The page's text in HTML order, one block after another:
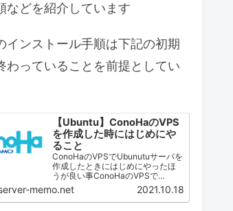
などを紹介しています
インストール手順は下記の初期
わっていることを前提としてい
【Ubuntu】ConoHaのVPS
を作成した時にはじめにや
ること
ConoHaのVPSでUbunutuサーバを
作成したときにはじめにやったほ
うが良い事ConoHaのVPSで
Ubuntu Serverを作成した時に私が
最初に行っている作業です。 一般
ユーザの作成 SSHサーバ設定
memo.net 2021.10.18